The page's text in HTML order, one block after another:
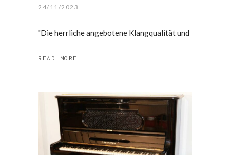
24/11/2023
"Die herrliche angebotene Klangqualität und
READ MORE